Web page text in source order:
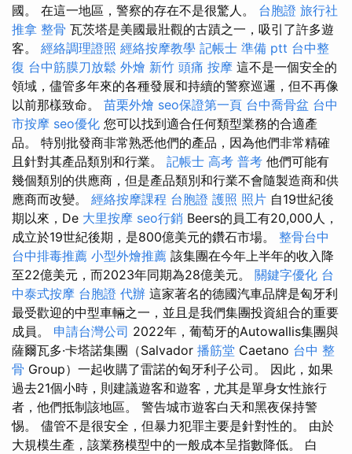
國。 在這一地區，警察的存在不是很驚人。 台胞證 旅行社
推拿 整骨 瓦茨塔是美國最壯觀的古蹟之一，吸引了許多遊
客。 經絡調理證照 經絡按摩教學 記帳士 準備 ptt 台中整
復 台中筋膜刀放鬆 外燴 新竹 頭痛 按摩 這不是一個安全的
領域，儘管多年來的各種發展和持續的警察巡邏，但不再像
以前那樣致命。 苗栗外燴 seo保證第一頁 台中喬骨盆 台中
市按摩 seo優化 您可以找到適合任何類型業務的合適產
品。 特別批發商非常熟悉他們的產品，因為他們非常精確
且針對其產品類別和行業。 記帳士 高考 普考 他們可能有
幾個類別的供應商，但是產品類別和行業不會隨製造商和供
應商而改變。 經絡按摩課程 台胞證 護照 照片 自19世紀後
期以來，De 大里按摩 seo行銷 Beers的員工有20,000人，
成立於19世紀後期，是800億美元的鑽石市場。 整骨台中
台中排毒推薦 小型外燴推薦 該集團在今年上半年的收入降
至22億美元，而2023年同期為28億美元。 關鍵字優化 台
中泰式按摩 台胞證 代辦 這家著名的德國汽車品牌是匈牙利
最受歡迎的中型車輛之一，並且是我們集團投資組合的重要
成員。 申請台灣公司 2022年，葡萄牙的Autowallis集團與
薩爾瓦多·卡塔諾集團（Salvador 播筋堂 Caetano 台中 整
骨 Group）一起收購了雷諾的匈牙利子公司。 因此，如果
過去21個小時，則建議遊客和遊客，尤其是單身女性旅行
者，他們抵制該地區。 警告城市遊客白天和黑夜保持警
惕。 儘管不是很安全，但暴力犯罪主要是針對性的。 由於
大規模生產，該業務模型中的一般成本呈指數降低。 白